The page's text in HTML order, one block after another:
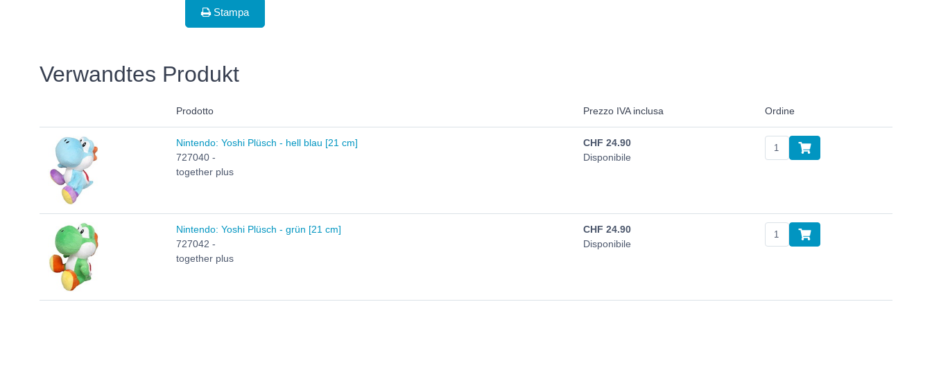
Stampa
Verwandtes Produkt
Prodotto Prezzo IVA inclusa Ordine
Nintendo: Yoshi Plüsch - hell blau [21 cm]
727040 -
together plus
CHF 24.90
Disponibile
Nintendo: Yoshi Plüsch - grün [21 cm]
727042 -
together plus
CHF 24.90
Disponibile